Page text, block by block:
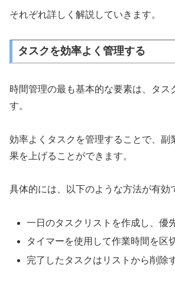
それぞれ詳しく解説していきます。
タスクを効率よく管理する
時間管理の最も基本的な要素は、タス
す。
効率よくタスクを管理することで、副
果を上げることができます。
具体的には、以下のような方法が有効
一日のタスクリストを作成し、優
タイマーを使用して作業時間を区
完了したタスクはリストから削除